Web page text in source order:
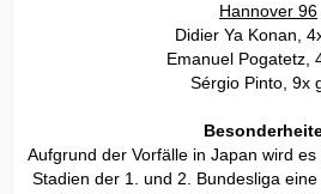
Hannover 96
Didier Ya Konan,
Emanuel Pogatetz,
Sérgio Pinto, 9x
Aufgrund der Vorfälle in Japan wird
Stadien der 1. und 2. Bundesliga eine